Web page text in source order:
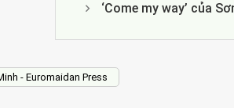
‘Come my way’ của
- Euromaidan Press